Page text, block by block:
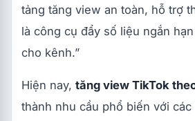
tảng tăng view an toàn, hỗ trợ
là công cụ đẩy số liệu ngắn
cho kênh.”
Hiện nay, tăng view TikTok
thành nhu cầu phổ biến với